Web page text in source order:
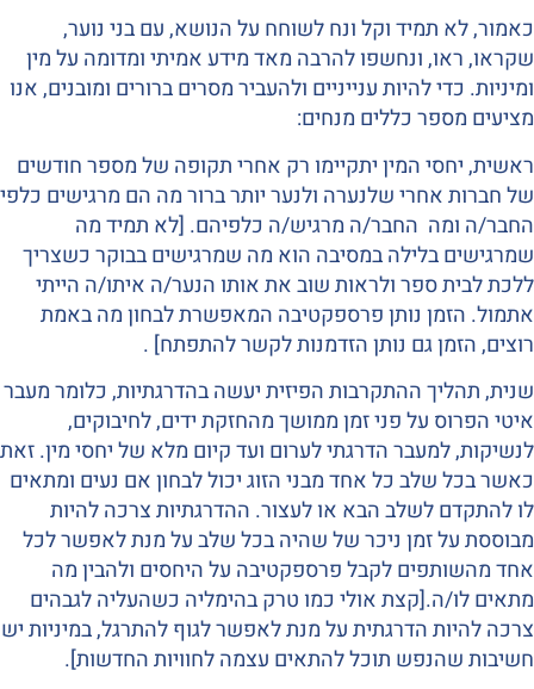
כאמור, לא תמיד וקל ונח לשוחח על הנושא, עם בני נוער,
שקראו, ראו, ונחשפו להרבה מאד מידע אמיתי ומדומה על מין
ומיניות. כדי להיות ענייניים ולהעביר מסרים ברורים ומובנים, אנו
מציעים מספר כללים מנחים:
ראשית, יחסי המין יתקיימו רק אחרי תקופה של מספר חודשים
של חברות אחרי שלנערה ולנער יותר ברור מה הם מרגישים כלפי
החבר/ה ומה החבר/ה מרגיש/ה כלפיהם. [לא תמיד מה
שמרגישים בלילה במסיבה הוא מה שמרגישים בבוקר כשצריך
ללכת לבית ספר ולראות שוב את אותו הנער/ה איתו/ה הייתי
אתמול. הזמן נותן פרספקטיבה המאפשרת לבחון מה באמת
רוצים, הזמן גם נותן הזדמנות לקשר להתפתח] .
שנית, תהליך ההתקרבות הפיזית יעשה בהדרגתיות, כלומר מעבר
איטי הפרוס על פני זמן ממושך מהחזקת ידים, לחיבוקים,
לנשיקות, למעבר הדרגתי לערום ועד קיום מלא של יחסי מין. זאת
כאשר בכל שלב כל אחד מבני הזוג יכול לבחון אם נעים ומתאים
לו להתקדם לשלב הבא או לעצור. ההדרגתיות צרכה להיות
מבוססת על זמן ניכר של שהיה בכל שלב על מנת לאפשר לכל
אחד מהשותפים לקבל פרספקטיבה על היחסים ולהבין מה
מתאים לו/ה.[קצת אולי כמו טרק בהימליה כשהעליה לגבהים
צרכה להיות הדרגתית על מנת לאפשר לגוף להתרגל, במיניות יש
חשיבות שהנפש תוכל להתאים עצמה לחוויות החדשות].